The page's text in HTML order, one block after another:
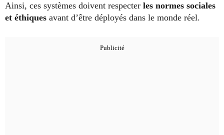
Ainsi, ces systèmes doivent respecter les normes sociales
et éthiques avant d’être déployés dans le monde réel.